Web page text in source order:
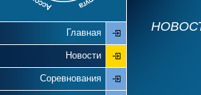
Главная
Новости
Соревнования